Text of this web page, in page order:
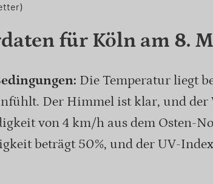
für Köln am 8.
Die Temperatur liegt
Der Himmel ist klar, und
von 4 km/h aus dem Osten-
beträgt 50%, und der UV-